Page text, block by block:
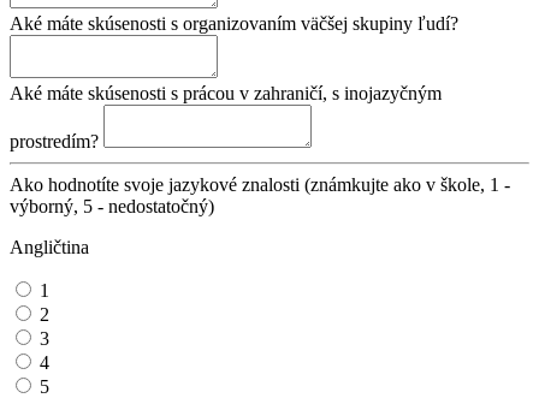
Aké máte skúsenosti s organizovaním väčšej skupiny ľudí?
Aké máte skúsenosti s prácou v zahraničí, s inojazyčným
prostredím?
Ako hodnotíte svoje jazykové znalosti (známkujte ako v škole, 1 -
výborný, 5 - nedostatočný)
Angličtina
1
2
3
4
5